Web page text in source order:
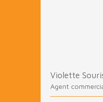
Violette
Agent